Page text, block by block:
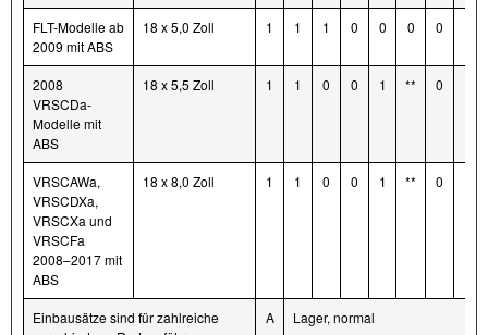
FLT-Modelle ab
2009 mit ABS
18 x 5,0 Zoll 1 1 1 0 0 0 0
2008
VRSCDa-
Modelle mit
ABS
18 x 5,5 Zoll 1 1 0 0 1 ** 0
VRSCAWa,
VRSCDXa,
VRSCXa und
VRSCFa
2008–2017 mit
ABS
18 x 8,0 Zoll 1 1 0 0 1 ** 0
Einbausätze sind für zahlreiche
A Lager, normal